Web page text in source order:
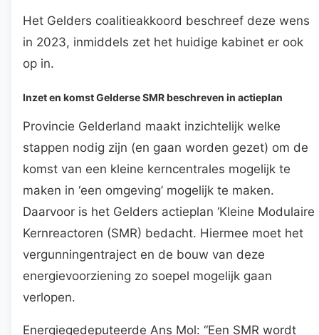
Het Gelders coalitieakkoord beschreef deze wens
in 2023, inmiddels zet het huidige kabinet er ook
op in.
Inzet en komst Gelderse SMR beschreven in actieplan
Provincie Gelderland maakt inzichtelijk welke
stappen nodig zijn (en gaan worden gezet) om de
komst van een kleine kerncentrales mogelijk te
maken in ‘een omgeving’ mogelijk te maken.
Daarvoor is het Gelders actieplan ‘Kleine Modulaire
Kernreactoren (SMR) bedacht. Hiermee moet het
vergunningentraject en de bouw van deze
energievoorziening zo soepel mogelijk gaan
verlopen.
Energiegedeputeerde Ans Mol: “Een SMR wordt